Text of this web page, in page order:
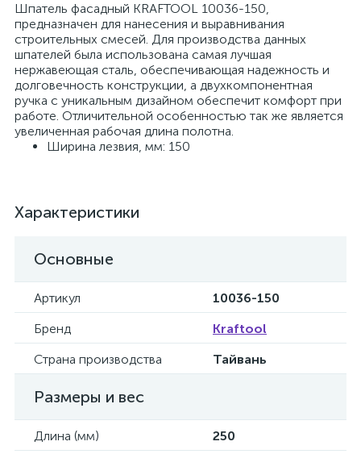
Шпатель фасадный KRAFTOOL 10036-150,
предназначен для нанесения и выравнивания
строительных смесей. Для производства данных
шпателей была использована самая лучшая
нержавеющая сталь, обеспечивающая надежность и
долговечность конструкции, а двухкомпонентная
ручка с уникальным дизайном обеспечит комфорт при
работе. Отличительной особенностью так же является
увеличенная рабочая длина полотна.
Ширина лезвия, мм: 150
Характеристики
Основные
Артикул
10036-150
Бренд
Kraftool
Страна производства
Тайвань
Размеры и вес
Длина (мм)
250